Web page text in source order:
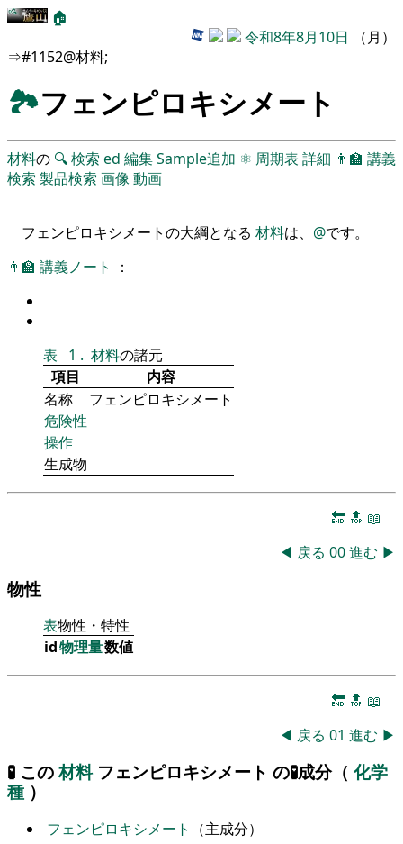
🏠
令和8年8月10日 （月）
⇒#1152@材料;
🏞フェンピロキシメート
材料の 🔍検索 ed 編集Sample追加 ⚛ 周期表 詳細 👨‍🏫 講義
検索 製品検索 画像動画
フェンピロキシメートの大綱となる 材料は、 @です。
👨‍🏫 講義ノート ：
表 1 . 材料の諸元
項目
内容
名称
フェンピロキシメート
危険性
操作
生成物
🔚 🔝 📖
◀ 戻る 00進む ▶
物性
表物性・特性
id物理量数値
🔚 🔝 📖
◀ 戻る 01 進む ▶
🧪 この材料 フェンピロキシメート の🧪成分（ 化学
種 ）
フェンピロキシメート （主成分）